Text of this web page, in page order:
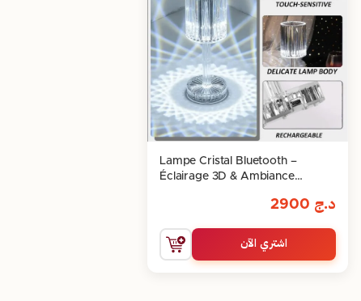
Lampe Cristal Bluetooth –
Éclairage 3D & Ambiance
د.ج
اشتري الآن